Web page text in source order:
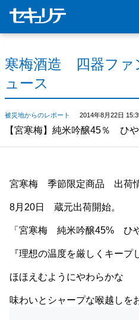
寒梅酒造 四器フ
ュース
被災地からのレポート 2014年8月22日
【宮寒梅】純米吟醸45％ ひ
宮寒梅 季節限定商品 出荷
8月20日 蔵元出荷開始。
「宮寒梅 純米吟醸45% ひ
『理想の温度を厳しくキープ
ほほえむようにやわらかな
味わいとシャープな喉越しを